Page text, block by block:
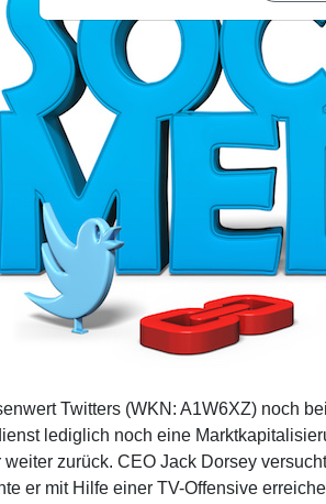
Twitters (WKN: A1W6XZ) noch
lediglich noch eine
weiter zurück. CEO Jack Dorsey
er mit Hilfe einer TV-Offensive